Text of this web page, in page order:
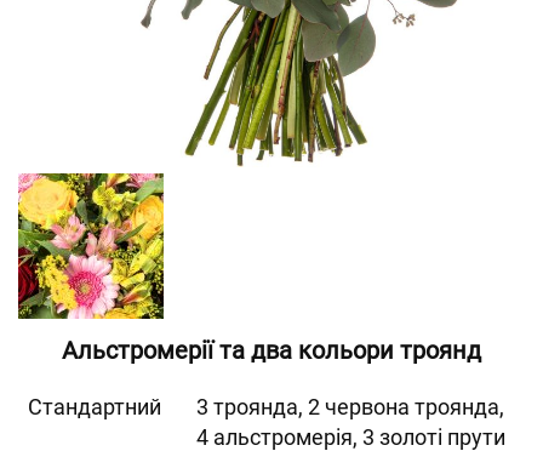
Альстромерії та два кольори троянд
Cтандартний
3 троянда, 2 червона троянда,
4 альстромерія, 3 золоті прути